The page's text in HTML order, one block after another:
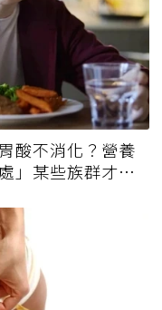
酸不消化？營養
」某些族群才要